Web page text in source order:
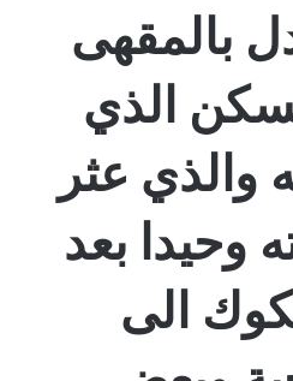
بالمقهى
الذي
والذي عثر
وحيدا بعد
الى